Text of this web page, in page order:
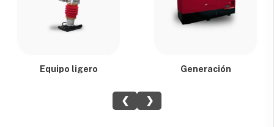
Equipo ligero Generación
❮ ❯